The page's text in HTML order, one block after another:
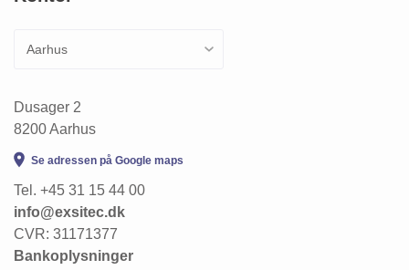
Dusager 2
8200 Aarhus
Se adressen på Google maps
Tel. +45 31 15 44 00
info@exsitec.dk
CVR: 31171377
Bankoplysninger